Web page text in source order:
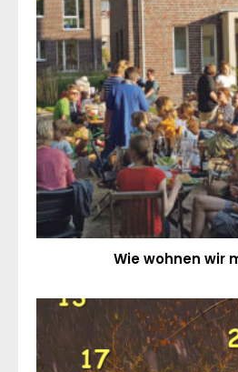
Wie wohnen wir